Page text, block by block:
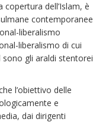
dell’Islam, è
contemporanee
liberalismo
liberalismo di cui
sono gli araldi stentorei
l’obiettivo delle
e
dai dirigenti